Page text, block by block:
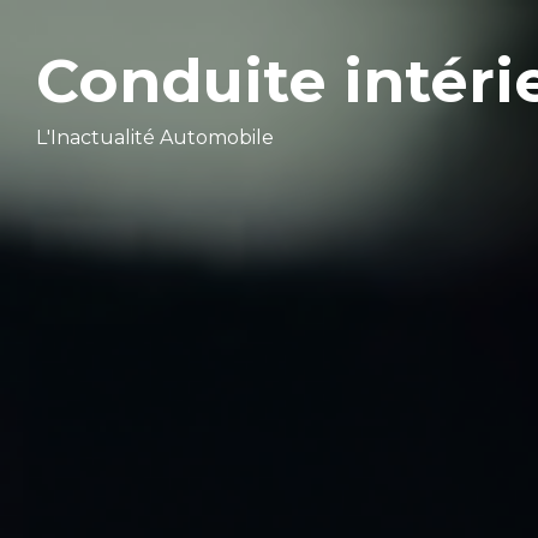
Conduite
L'Inactualité Automobile